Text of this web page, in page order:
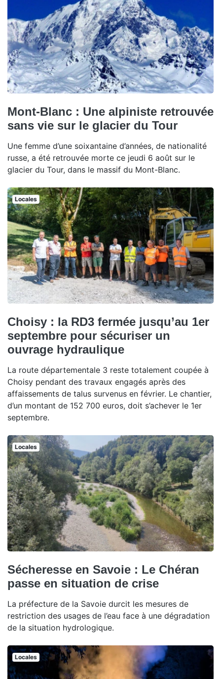
Mont-Blanc : Une alpiniste retrouvée
sans vie sur le glacier du Tour
Une femme d’une soixantaine d’années, de nationalité
russe, a été retrouvée morte ce jeudi 6 août sur le
glacier du Tour, dans le massif du Mont-Blanc.
Locales
Choisy : la RD3 fermée jusqu’au 1er
septembre pour sécuriser un
ouvrage hydraulique
La route départementale 3 reste totalement coupée à
Choisy pendant des travaux engagés après des
affaissements de talus survenus en février. Le chantier,
d’un montant de 152 700 euros, doit s’achever le 1er
septembre.
Locales
Sécheresse en Savoie : Le Chéran
passe en situation de crise
La préfecture de la Savoie durcit les mesures de
restriction des usages de l’eau face à une dégradation
de la situation hydrologique.
Locales